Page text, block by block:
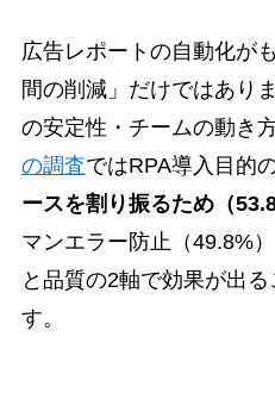
広告レポートの自動化が
間の削減」だけではあり
の安定性・チームの動き
の調査ではRPA導入目的
ースを割り振るため（
マンエラー防止（49.8%
と品質の2軸で効果が出
す。